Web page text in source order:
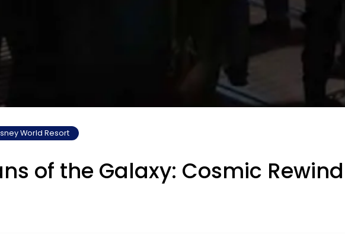
World Resort
of the Galaxy: Cosmic